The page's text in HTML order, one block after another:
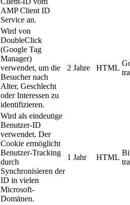
AMP Client ID
Service an.
Wird von
DoubleClick
(Google Tag
Manager)
verwendet, um die
Besucher nach
Alter, Geschlecht
oder Interessen zu
identifizieren.
2 Jahre HTML
Wird als eindeutige
Benutzer-ID
verwendet. Der
Cookie ermöglicht
Benutzer-Tracking
durch
Synchronisieren der
ID in vielen
Microsoft-
Domänen.
1 Jahr HTML